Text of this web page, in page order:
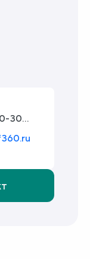
8-800-700-30-60